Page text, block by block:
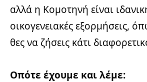
αλλά η Κομοτηνή είναι
οικογενειακές εξορμήσεις,
θες να ζήσεις κάτι
Οπότε έχουμε και λέμε: